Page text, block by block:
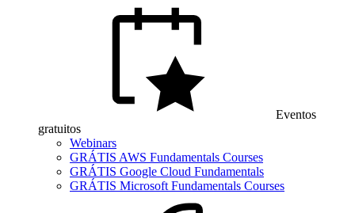
Eventos
gratuitos
Webinars
GRÁTIS AWS Fundamentals Courses
GRÁTIS Google Cloud Fundamentals
GRÁTIS Microsoft Fundamentals Courses